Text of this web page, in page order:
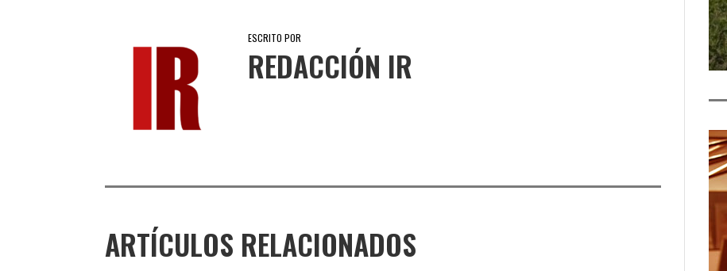
ESCRITO POR
REDACCIÓN IR
ARTÍCULOS RELACIONADOS